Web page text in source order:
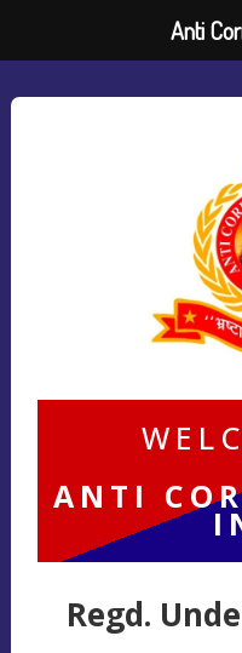
ANTI
Regd.
Anti